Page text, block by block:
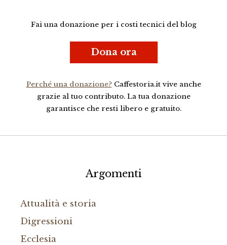
Fai una donazione per i costi tecnici del blog
Dona ora
Perché una donazione?Caffestoria.it vive anche
grazie al tuo contributo. La tua donazione
garantisce che resti libero e gratuito.
Argomenti
Attualità e storia
Digressioni
Ecclesia